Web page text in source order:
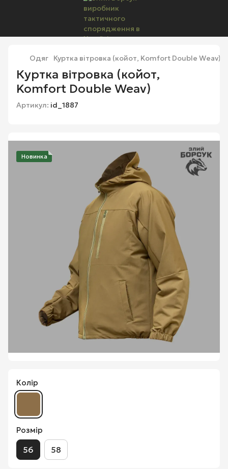
Одяг Куртка вітровка (койот, Komfort Double Weav)
Куртка вітровка (койот,
Komfort Double Weav)
Артикул: id_1887
Новинка
Колір
Розмір
56 58